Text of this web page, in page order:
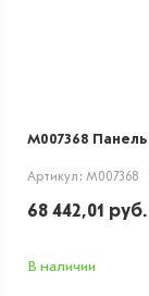
M007368
Артикул: M007368
68 442,01 руб.
В наличии